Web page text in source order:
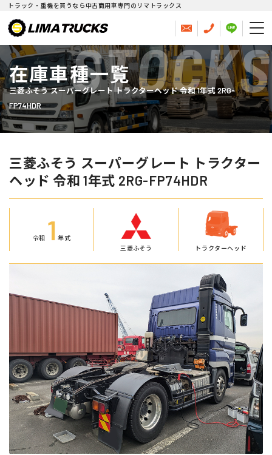
トラック・重機を買うなら中古商用車専門のリマトラックス
在庫車種一覧
三菱ふそう スーパーグレート トラクターヘッド 令和 1年式 2RG-
FP74HDR
STOCKS
三菱ふそう スーパーグレート トラクター
ヘッド 令和 1年式 2RG-FP74HDR
令和 1 年式
三菱ふそう
トラクターヘッド